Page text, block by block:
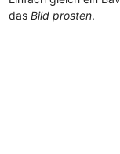
das Bild prosten.